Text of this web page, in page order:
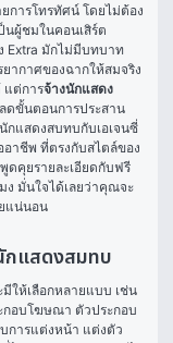
การโทรทัศน์ โดยไม่ต้อง
นผู้ชมในคอนเสิร์ต
Extra มักไม่มีบทบาท
ากาศของฉากให้สมจริง
แต่การจ้างนักแสดง
ดขั้นตอนการประสาน
กแสดงสบทบกับเอเจนซี่
าชีพ ที่ตรงกับสไตล์ของ
ดคุยรายละเอียดกับฟรี
มั่นใจได้เลยว่าคุณจะ
แน่นอน
กแสดงสมทบ
มีให้เลือกหลายแบบ เช่น
กอบโฆษณา ตัวประกอบ
การแต่งหน้า แต่งตัว